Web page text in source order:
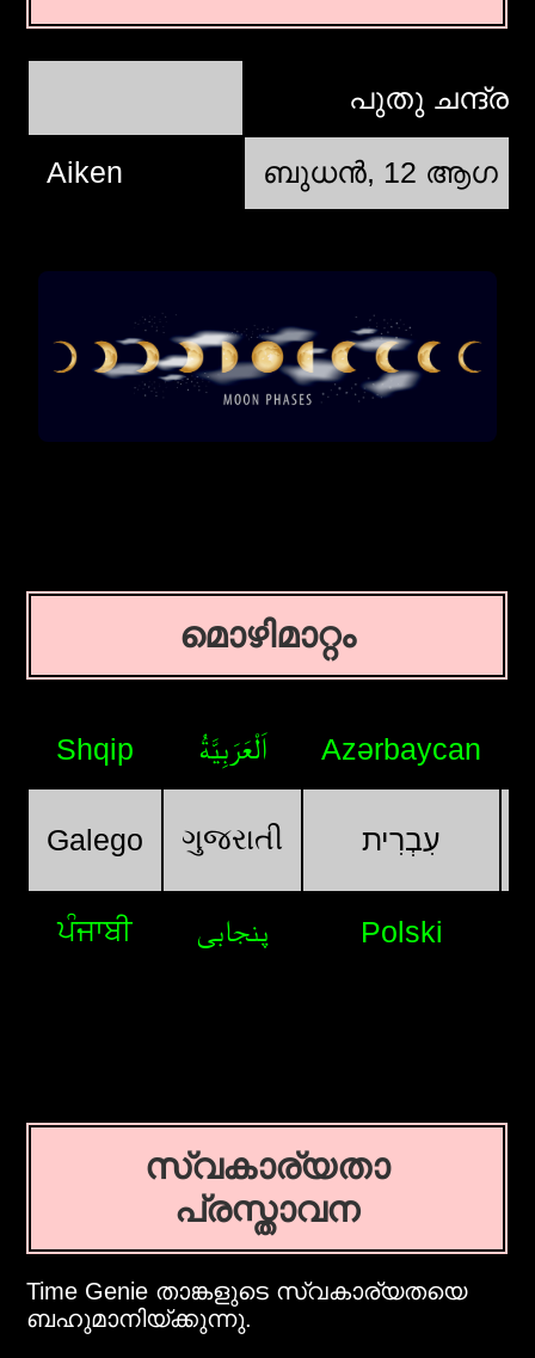
പുതു
Aiken ബുധന്‍, 12 ആഗ @
മൊഴിമാറ്റം
Shqip اَلْعَرَبِيَّةُ Azərbaycan
Galego ગુજરાતી עִבְרִית
ਪੰਜਾਬੀ پنجابی Polski
സ്വകാര്യതാ
പ്രസ്താവന
Time Genie താങ്കളുടെ സ്വകാര്യതയെ
ബഹുമാനിയ്ക്കുന്നു.